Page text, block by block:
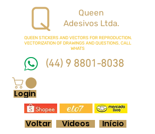
QUEEN STICKERSAND VECTORS FOR REPRODUCTION.
VECTORIZATION OF DRAWINGS AND QUESTIONS, CALL
WHATS
(44) 9 8801-8038
Início
Login
Voltar Videos
Queen
Adesivos Ltda.